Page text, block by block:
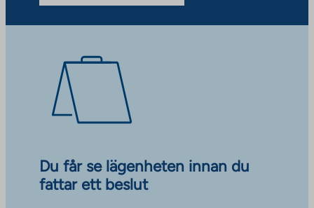
Du får se lägenheten innan du
fattar ett beslut